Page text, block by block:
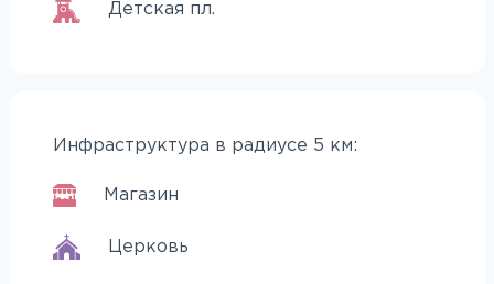
Детская пл.
Инфраструктура в радиусе 5 км:
Магазин
Церковь